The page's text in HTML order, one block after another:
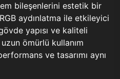
bileşenlerini estetik bir
aydınlatma ile etkileyici
yapısı ve kaliteli
ömürlü kullanım
ve tasarımı aynı